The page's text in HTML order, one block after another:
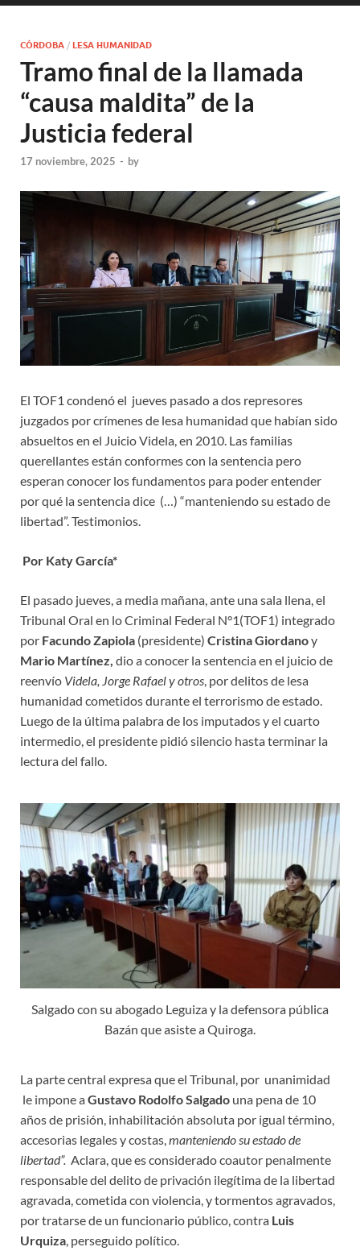
CÓRDOBA / LESA HUMANIDAD
Tramo final de la llamada
“causa maldita” de la
Justicia federal
17 noviembre, 2025 - by
El TOF1 condenó el jueves pasado a dos represores
juzgados por crímenes de lesa humanidad que habían sido
absueltos en el Juicio Videla, en 2010. Las familias
querellantes están conformes con la sentencia pero
esperan conocer los fundamentos para poder entender
por qué la sentencia dice (…) “manteniendo su estado de
libertad”. Testimonios.
Por Katy García*
El pasado jueves, a media mañana, ante una sala llena, el
Tribunal Oral en lo Criminal Federal N°1(TOF1) integrado
por Facundo Zapiola (presidente) Cristina Giordanoy
Mario Martínez, dio a conocer la sentencia en el juicio de
reenvío Videla, Jorge Rafael y otros, por delitos de lesa
humanidad cometidos durante el terrorismo de estado.
Luego de la última palabra de los imputados y el cuarto
intermedio, el presidente pidió silencio hasta terminar la
lectura del fallo.
Salgado con su abogado Leguiza y la defensora pública
Bazán que asiste a Quiroga.
La parte central expresa que el Tribunal, por unanimidad
le impone aGustavo Rodolfo Salgado una pena de 10
años de prisión, inhabilitación absoluta por igual término,
accesorias legales y costas, manteniendo su estado de
libertad”. Aclara, que es considerado coautor penalmente
responsable del delito de privación ilegítima de la libertad
agravada, cometida con violencia, y tormentos agravados,
por tratarse de un funcionario público, contra Luis
Urquiza , perseguido político.